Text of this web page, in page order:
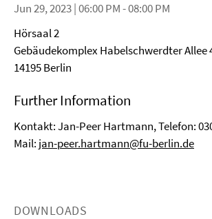
Jun 29, 2023 | 06:00 PM - 08:00 PM
Hörsaal 2
Gebäudekomplex Habelschwerdter Allee
14195 Berlin
Further Information
Kontakt: Jan-Peer Hartmann, Telefon:
Mail: jan-peer.hartmann@fu-berlin.de
DOWNLOADS